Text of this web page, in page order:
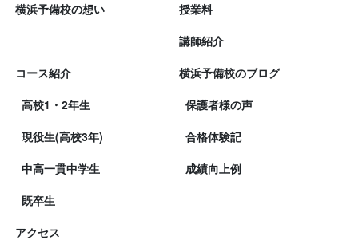
横浜予備校の想い
コース紹介
高校1・2年生
現役生(高校3年)
中高一貫中学生
既卒生
授業料
講師紹介
横浜予備校のブログ
保護者様の声
合格体験記
成績向上例
アクセス